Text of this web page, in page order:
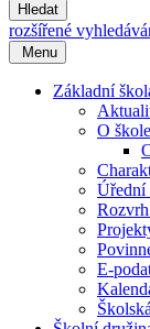
Hledat
rozšířené
Menu
Základní
O škole
Úřední
E-